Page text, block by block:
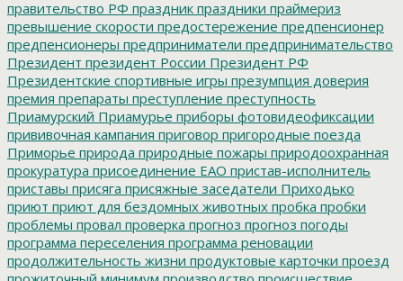
правительство РФ праздник праздники праймериз
превышение скорости предостережение предпенсионер
предпенсионеры предприниматели предпринимательство
Президент президент России Президент РФ
Президентские спортивные игры презумпция доверия
премия препараты преступление преступность
Приамурский Приамурье приборы фотовидеофиксации
прививочная кампания приговор пригородные поезда
Приморье природа природные пожары природоохранная
прокуратура присоединение ЕАО пристав-исполнитель
приставы присяга присяжные заседатели Приходько
приют приют для бездомных животных пробка пробки
проблемы провал проверка прогноз прогноз погоды
программа переселения программа реновации
продолжительность жизни продуктовые карточки проезд